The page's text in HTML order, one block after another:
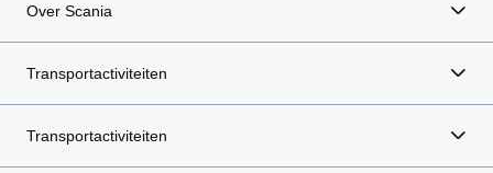
Over Scania
Transportactiviteiten
Transportactiviteiten